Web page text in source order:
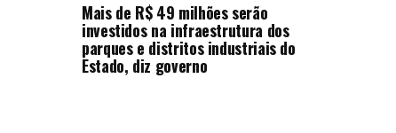
Mais de R$ 49 milhões serão
investidos na infraestrutura dos
parques e distritos industriais do
Estado, diz governo